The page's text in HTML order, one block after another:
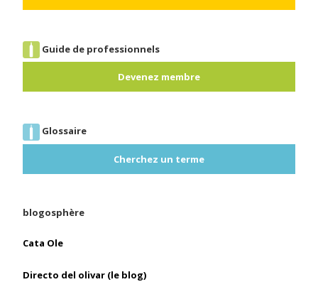
Guide de professionnels
Devenez membre
Glossaire
Cherchez un terme
blogosphère
Cata Ole
Directo del olivar (le blog)